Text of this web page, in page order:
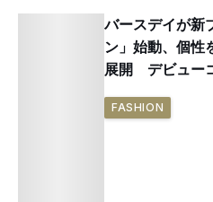
バースデイが新
ン」始動、個性
展開 デビュー
FASHION